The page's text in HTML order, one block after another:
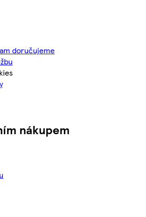
doručujeme
nákupem